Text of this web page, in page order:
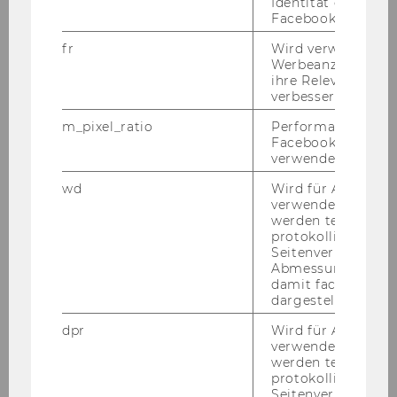
Erfahrung im wissenschaftlichen Betrieb oder
Praxis im Bereich von Europäischen Behörden,
besondere Kenntnisse auf einem der
folgenden Fachgebiete: Verfassungsrecht,
Europarecht, Bankaufsichtsrecht. Gewünscht
wäre Bereitschaft zur selbständigen Abhaltung
von einschlägigen Lehrveranstaltungen oder
einschlägige Publikationen in mindestens zwei
Europarecht, Bankenaufsichtsrecht
Schrift­li­che Be­wer­bun­gen mit Le­bens­lauf und
Zeug­nis­sen (Ko­pien) sind unter An­ga­be
der an­ge­führ­ten Kenn­zahl an die PER­SO­NAL­
AB­TEI­LUNG der Wirt­schafts­uni­ver­si­tät Wien,
Au­gas­se 2-6, 1090 Wien zu rich­ten.
Ende der Be­wer­bungs­frist: 7. Fe­bru­ar 2007
Bitte die Kenn­zahl un­be­dingt an­füh­ren!
Facebook zu
fr
Wird verwendet,
Werbeanzeigen
ihre Relevanz zu
verbessern.
m_pixel_ratio
Performance-
Facebook mit
verwendet wird.
wd
Wird für Analyse-
verwendet. Unter
werden
protokolliert (z.B.
Seitenverhältnis
Abmessungen
damit facebook
dargestellt
dpr
Wird für Analyse-
verwendet. Unter
werden
protokolliert (z.B.